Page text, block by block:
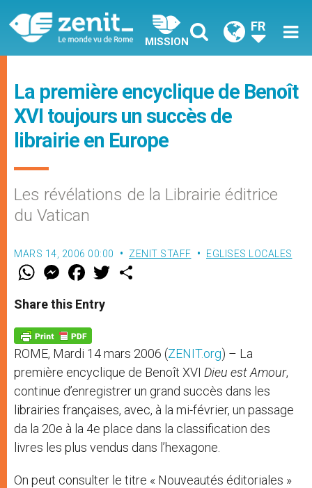
MISSION
FR
La première encyclique de Benoît
XVI toujours un succès de
librairie en Europe
Les révélations de la Librairie éditrice
du Vatican
MARS 14, 2006 00:00 ZENIT STAFF EGLISES LOCALES
W
t
s
p
p
M
e
s
e
g
e
r
F
a
e
b
o
k
w
Share this Entry
ROME, Mardi 14 mars 2006 (ZENIT.org) – La
première encyclique de Benoît XVI Dieu est Amour,
continue d’enregistrer un grand succès dans les
librairies françaises, avec, à la mi-février, un passage
da la 20e à la 4e place dans la classification des
livres les plus vendus dans l’hexagone.
On peut consulter le titre « Nouveautés éditoriales »